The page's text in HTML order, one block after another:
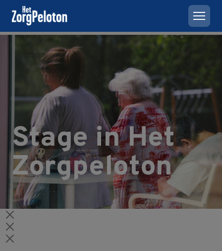
Stage in Het
Zorgpeloton